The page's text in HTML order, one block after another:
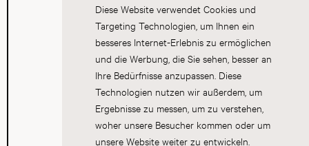
Diese Website verwendet Cookies und
Targeting Technologien, um Ihnen ein
besseres Internet-Erlebnis zu ermöglichen
und die Werbung, die Sie sehen, besser an
Ihre Bedürfnisse anzupassen. Diese
Technologien nutzen wir außerdem, um
Ergebnisse zu messen, um zu verstehen,
woher unsere Besucher kommen oder um
unsere Website weiter zu entwickeln.